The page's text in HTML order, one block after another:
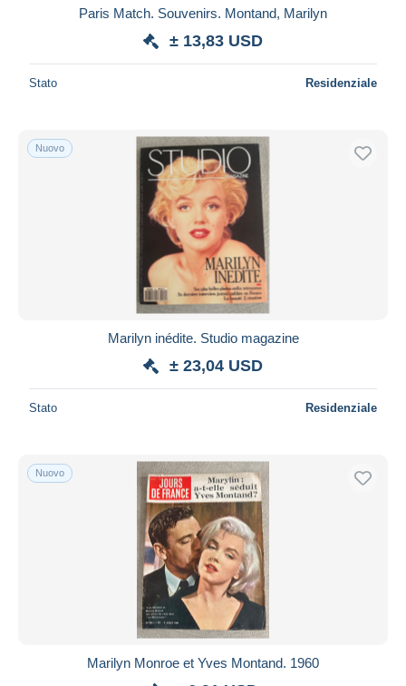
Paris Match. Souvenirs. Montand, Marilyn
± 13,83 USD
Stato Residenziale
Nuovo
Marilyn inédite. Studio magazine
± 23,04 USD
Stato Residenziale
Nuovo
Marilyn Monroe et Yves Montand. 1960